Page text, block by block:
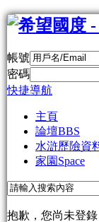
帳號
密碼
快捷導航
主頁
論壇BBS
水滸歷險資
家園 Space
抱歉，您尚未登